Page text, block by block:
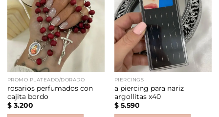
PROMO PLATEADO/DORADO
rosarios perfumados con
cajita bordo
$3.200
PIERCINGS
a piercing para nariz
argollitas x40
$5.590